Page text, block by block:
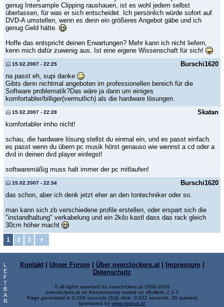
genug Intersample Clipping raushauen, ist es wohl jedem selbst
überlassen, für was er sich entscheidet. Ich persönlich würde sofort auf
DVD-A umstellen, wenn es denn ein größeres Angebot gäbe und ich
genug Geld hätte.
Hoffe das entspricht deinen Erwartungen? Mehr kann ich nicht liefern,
kenn mich dafür zuwenig aus. Ist eine eigene Wissenschaft für sich!
Burschi1620
15.02.2007 - 22:25
na passt eh, supi danke
Gibts denn nichtmal angeboten im professionellen bereich für die
Software problematik?Das wäre ja dann um einiges
komfortabler/billiger(vermutlich) als die hardware lösungen.
Skatan
15.02.2007 - 22:28
komfortabler imho nicht!
schau, die hardware lösung stellst du einmal ein, und es passt einfach.
es passt wenn du übern pc musik hörst genauso wie wennst a cd oder a
dvd in deinen dvd player einlegst!
softwaremäßig muss halt immer der pc mitlaufen!
Burschi1620
15.02.2007 - 22:34
das schon, aber ich denk jetzt eher an den tontechniker oder so.
man kann sich zb verschiedene profile erstellen, oder erspart sich die
"instandhaltung" verkabelung und ein 2kilo kastl dass das rack gleich
30cm höher macht
1 2 3
L
E
F
T
B
A
R
Kontakt| Unser Forum | Über overclockers.at| Impressum |
Datenschutz
© all rights reserved by overclockers.at 2000-2026
overclockers.at v4.thecommunity based on vBulletin 2.2.5
Page generated in 0.028 seconds (SQL-time: 0.022 seconds, 30 queries)
sponsored by www.nessus.at